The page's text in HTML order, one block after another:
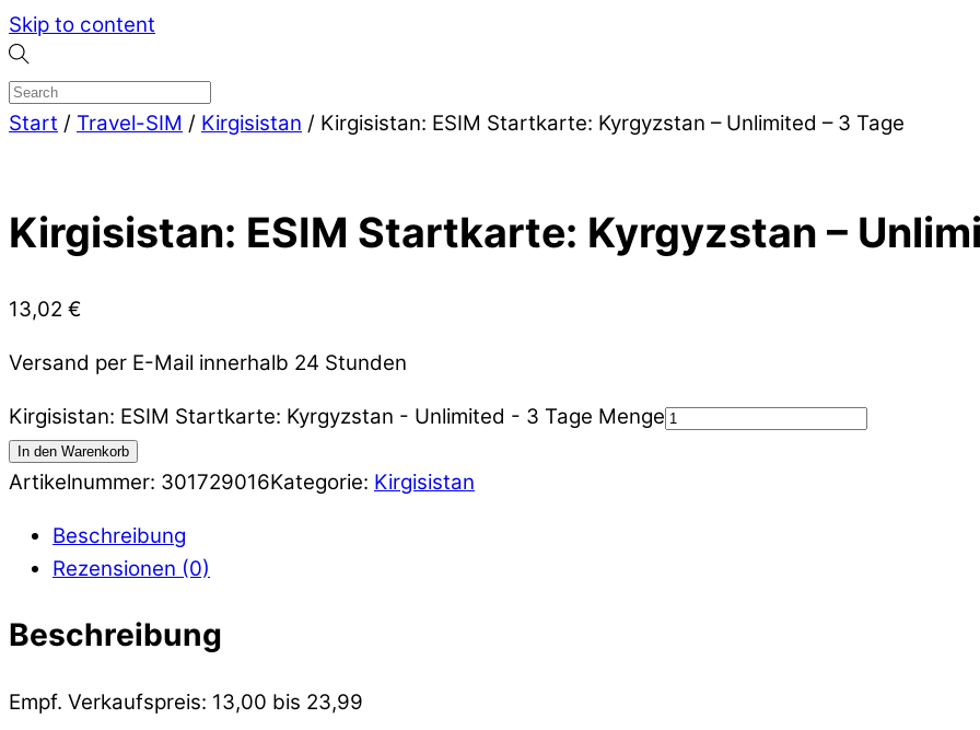
Skip to content
Start / Travel-SIM / Kirgisistan / Kirgisistan: ESIM Startkarte: Kyrgyzstan – Unlimited – 3 Tage
Kirgisistan: ESIM Startkarte: Kyrgyzstan –
13,02 €
Versand per E-Mail innerhalb 24 Stunden
Kirgisistan: ESIM Startkarte: Kyrgyzstan - Unlimited - 3 Tage Menge
In den Warenkorb
Artikelnummer: 301729016Kategorie: Kirgisistan
Beschreibung
Rezensionen (0)
Beschreibung
Empf. Verkaufspreis: 13,00 bis 23,99